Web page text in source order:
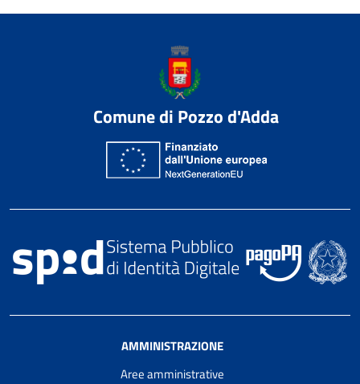
Comune di Pozzo d'Adda
AMMINISTRAZIONE
Aree amministrative